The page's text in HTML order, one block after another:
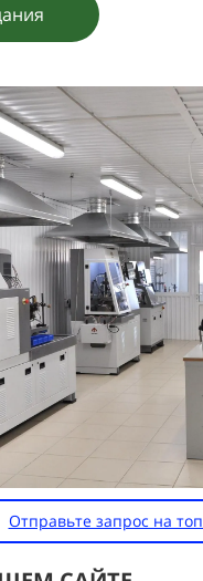
Отправьте запрос на